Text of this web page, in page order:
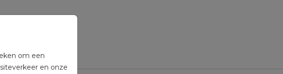
om een
en onze